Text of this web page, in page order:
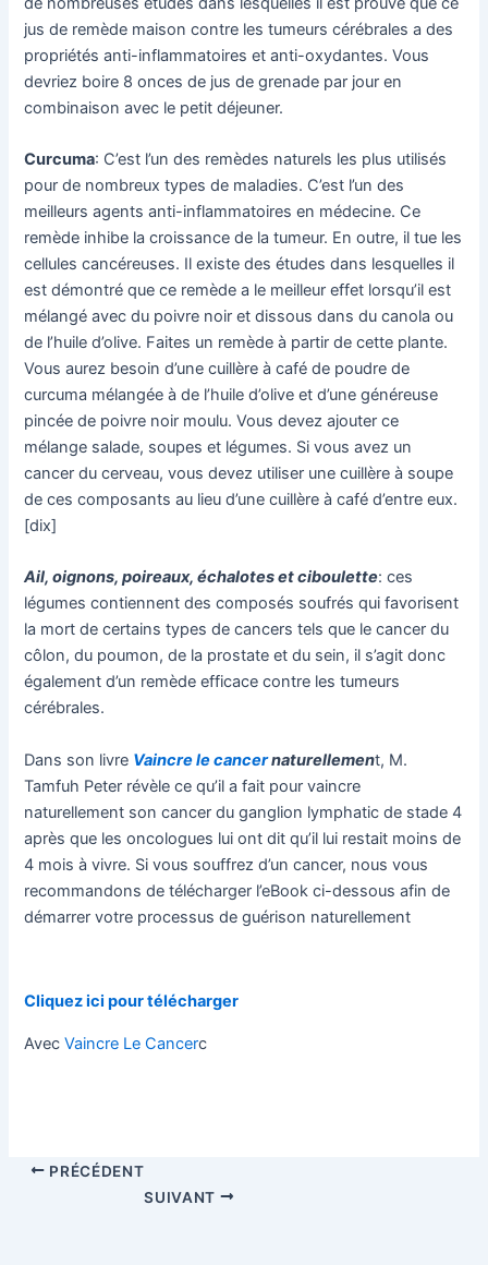
jus de remède maison contre les tumeurs cérébrales a des
propriétés anti-inflammatoires et anti-oxydantes. Vous
devriez boire 8 onces de jus de grenade par jour en
combinaison avec le petit déjeuner.
Curcuma: C’est l’un des remèdes naturels les plus utilisés
pour de nombreux types de maladies. C’est l’un des
meilleurs agents anti-inflammatoires en médecine. Ce
remède inhibe la croissance de la tumeur. En outre, il tue les
cellules cancéreuses. Il existe des études dans lesquelles il
est démontré que ce remède a le meilleur effet lorsqu’il est
mélangé avec du poivre noir et dissous dans du canola ou
de l’huile d’olive. Faites un remède à partir de cette plante.
Vous aurez besoin d’une cuillère à café de poudre de
curcuma mélangée à de l’huile d’olive et d’une généreuse
pincée de poivre noir moulu. Vous devez ajouter ce
mélange salade, soupes et légumes. Si vous avez un
cancer du cerveau, vous devez utiliser une cuillère à soupe
de ces composants au lieu d’une cuillère à café d’entre eux.
[dix]
Ail, oignons, poireaux, échalotes et ciboulette: ces
légumes contiennent des composés soufrés qui favorisent
la mort de certains types de cancers tels que le cancer du
côlon, du poumon, de la prostate et du sein, il s’agit donc
également d’un remède efficace contre les tumeurs
cérébrales.
Dans son livre Vaincre le cancernaturellement, M.
Tamfuh Peter révèle ce qu’il a fait pour vaincre
naturellement son cancer du ganglion lymphatic de stade 4
après que les oncologues lui ont dit qu’il lui restait moins de
4 mois à vivre. Si vous souffrez d’un cancer, nous vous
recommandons de télécharger l’eBook ci-dessous afin de
démarrer votre processus de guérison naturellement
Cliquez ici pour télécharger
AvecVaincre Le Cancerc
PRÉCÉDENT
SUIVANT